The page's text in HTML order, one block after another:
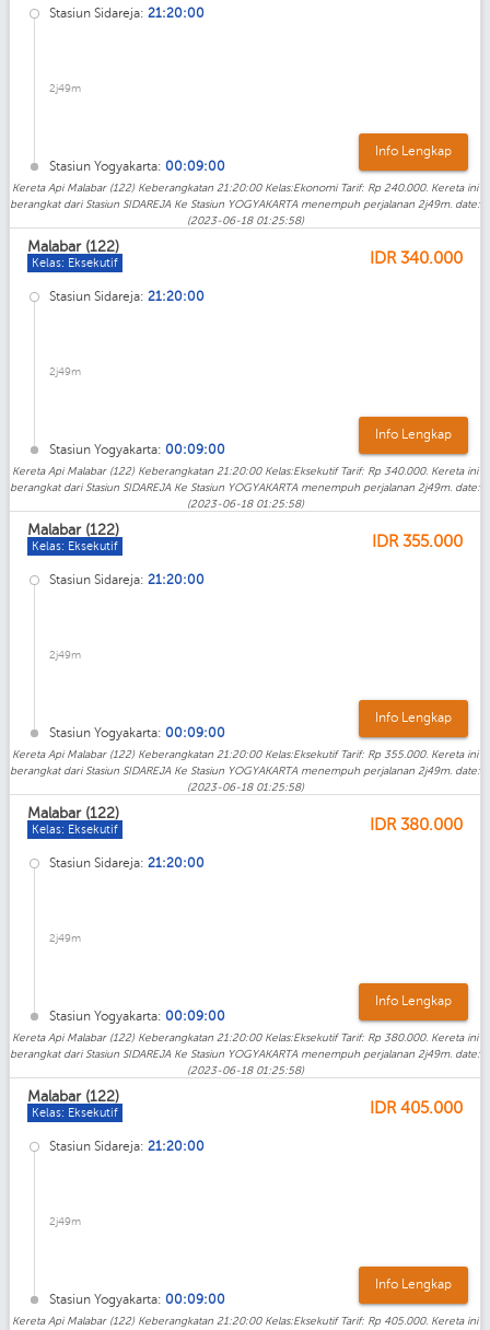
Stasiun Sidareja: 21:20:00
2j49m
Stasiun Yogyakarta: 00:09:00
Info Lengkap
Kereta Api Malabar (122) Keberangkatan 21:20:00 Kelas:Ekonomi Tarif: Rp 240.000. Kereta ini
berangkat dari Stasiun SIDAREJA Ke Stasiun YOGYAKARTA menempuh perjalanan 2j49m. date:
(2023-06-18 01:25:58)
Malabar (122)
Kelas: Eksekutif IDR 340.000
Stasiun Sidareja: 21:20:00
2j49m
Stasiun Yogyakarta: 00:09:00
Info Lengkap
Kereta Api Malabar (122) Keberangkatan 21:20:00 Kelas:Eksekutif Tarif: Rp 340.000. Kereta ini
berangkat dari Stasiun SIDAREJA Ke Stasiun YOGYAKARTA menempuh perjalanan 2j49m. date:
(2023-06-18 01:25:58)
Malabar (122)
Kelas: Eksekutif IDR 355.000
Stasiun Sidareja: 21:20:00
2j49m
Stasiun Yogyakarta: 00:09:00
Info Lengkap
Kereta Api Malabar (122) Keberangkatan 21:20:00 Kelas:Eksekutif Tarif: Rp 355.000. Kereta ini
berangkat dari Stasiun SIDAREJA Ke Stasiun YOGYAKARTA menempuh perjalanan 2j49m. date:
(2023-06-18 01:25:58)
Malabar (122)
Kelas: Eksekutif IDR 380.000
Stasiun Sidareja: 21:20:00
2j49m
Stasiun Yogyakarta: 00:09:00
Info Lengkap
Kereta Api Malabar (122) Keberangkatan 21:20:00 Kelas:Eksekutif Tarif: Rp 380.000. Kereta ini
berangkat dari Stasiun SIDAREJA Ke Stasiun YOGYAKARTA menempuh perjalanan 2j49m. date:
(2023-06-18 01:25:58)
Malabar (122)
Kelas: Eksekutif IDR 405.000
Stasiun Sidareja: 21:20:00
2j49m
Stasiun Yogyakarta: 00:09:00
Info Lengkap
Kereta Api Malabar (122) Keberangkatan 21:20:00 Kelas:Eksekutif Tarif: Rp 405.000. Kereta ini